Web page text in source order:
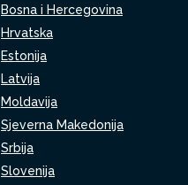
Bosna i Hercegovina
Hrvatska
Estonija
Latvija
Moldavija
Sjeverna Makedonija
Srbija
Slovenija